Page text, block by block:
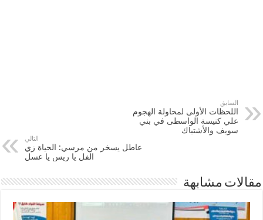
السابق
اللحظات الأولى لمحاولة الهجوم
علي كنيسة الواسطى في بني
سويف والأشتباك
التالي
عاطل يسخر من مرسي: الحياة زي
الفل يا ريس يا عسل
مقالات مشابهة